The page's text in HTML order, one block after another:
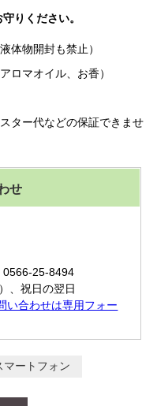
りください。
体物開封も禁止）
ロマオイル、お香）
ター代などの保証できませ
せ
25-8494
、祝日の翌日
い合わせは専用フォー
マートフォン